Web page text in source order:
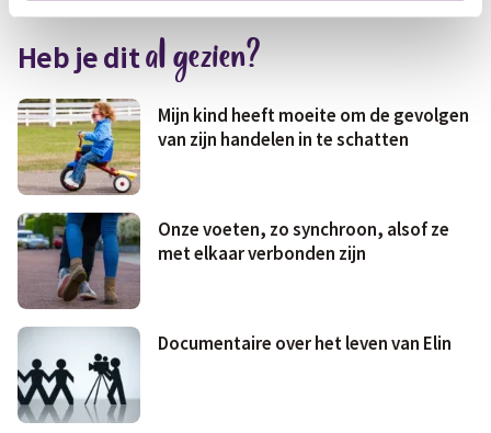
Medisch Fris & fit
Geld & wetten
Heb je dital gezien?
Mijn kind heeft moeite om de gevolgen
van zijn handelen in te schatten
Onze voeten, zo synchroon, alsof ze
met elkaar verbonden zijn
Documentaire over het leven van Elin